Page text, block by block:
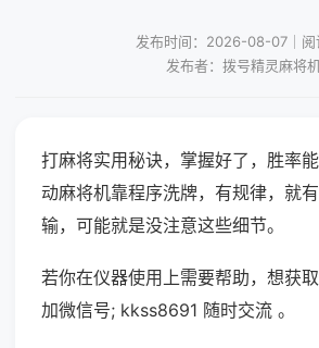
发布时间：2026-08-07｜阅
发布者：拨号精灵麻将
打麻将实用秘诀，掌握好了，胜率
动麻将机靠程序洗牌，有规律，就
输，可能就是没注意这些细节。
若你在仪器使用上需要帮助，想获
加微信号; kkss8691 随时交流 。